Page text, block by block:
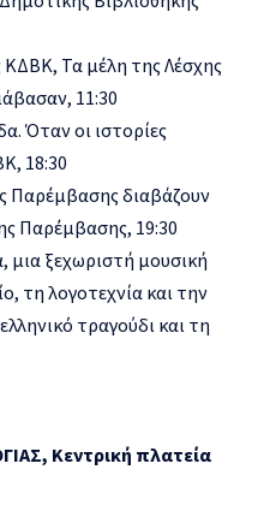
Τα μέλη της Λέσχης
11:30
Όταν οι ιστορίες
18:30
Παρέμβασης διαβάζουν
Παρέμβασης, 19:30
μια ξεχωριστή μουσική
τη λογοτεχνία και την
τραγούδι και τη
Κεντρική πλατεία